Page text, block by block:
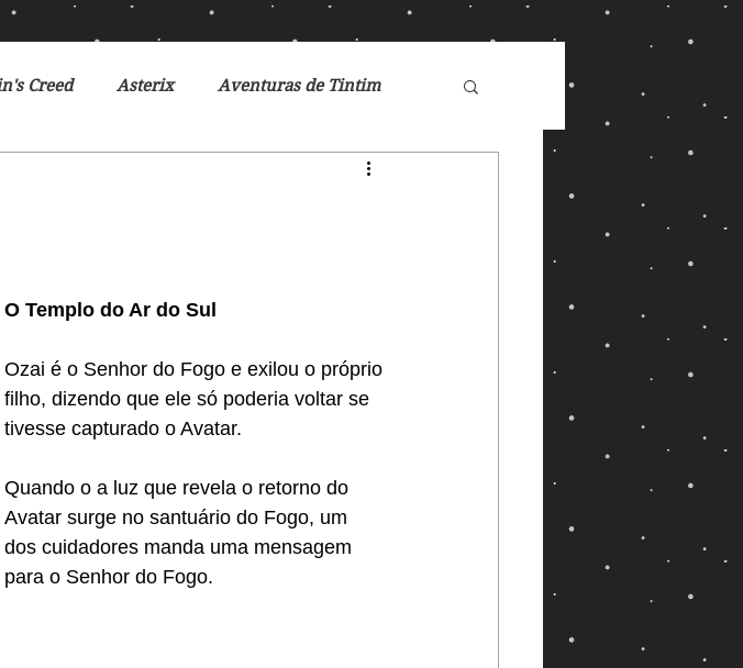
Creed Asterix Aventuras de Tintim
de Gelo e Fogo
Jogos Vorazes Livros LucasFilm
O Templo do Ar do Sul
Ozai é o Senhor do Fogo e exilou o próprio
filho, dizendo que ele só poderia voltar se
tivesse capturado o Avatar.
Quando o a luz que revela o retorno do
Avatar surge no santuário do Fogo, um
dos cuidadores manda uma mensagem
para o Senhor do Fogo.